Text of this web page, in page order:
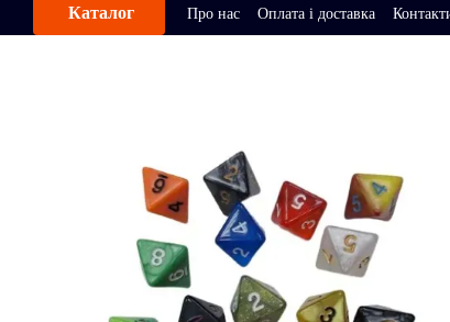
Каталог Про нас Оплата і доставка